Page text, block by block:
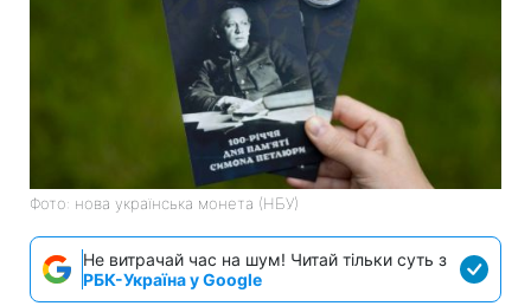
Фото: нова українська монета (НБУ)
Не витрачай час на шум! Читай тільки суть з
РБК-Україна у Google